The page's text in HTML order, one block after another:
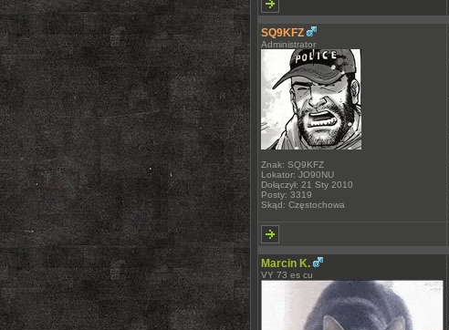
SQ9KFZ
Administrator
Znak: SQ9KFZ
Lokator: JO90NU
Dołączył: 21 Sty 2010
Posty: 3319
Skąd: Częstochowa
Marcin K.
VY 73 es cu